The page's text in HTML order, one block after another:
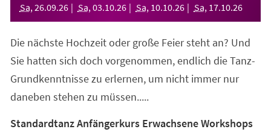
Sa, 26.09.26 Sa, 03.10.26 Sa, 10.10.26 Sa, 17.10.26
Die nächste Hochzeit oder große Feier steht an? Und
Sie hatten sich doch vorgenommen, endlich die Tanz-
Grundkenntnisse zu erlernen, um nicht immer nur
daneben stehen zu müssen.....
Standardtanz Anfängerkurs Erwachsene Workshops